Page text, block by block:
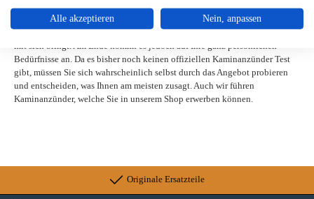
Feuer helfen, richtig zu brennen. Sie bestehen aus ineinander gedrehten
Fasern und gehören zu den Klassikern der Anzünder. Getränkt sind Sie
meist mit Bienenwachs und Paraffin, was die typischen Brenneigenschaften
mit sich bringt. Am Ende kommt es jedoch auf Ihre ganz persönlichen
Bedürfnisse an. Da es bisher noch keinen offiziellen Kaminanzünder Test
gibt, müssen Sie sich wahrscheinlich selbst durch das Angebot probieren
und entscheiden, was Ihnen am meisten zusagt. Auch wir führen
Kaminanzünder, welche Sie in unserem Shop erwerben können.
Originale Ersatzteile
Alle akzeptieren Nein, anpassen